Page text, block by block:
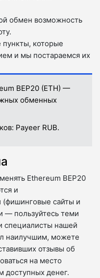
обмен возможность
которые
и мы постараемся их
BEP20 (ETH) —
обменных
Payeer RUB.
Ethereum BEP20
и
сайты и
— пользуйтесь теми
специалисты нашей
наилучшим, можете
отзывы об
на место
доступных денег.